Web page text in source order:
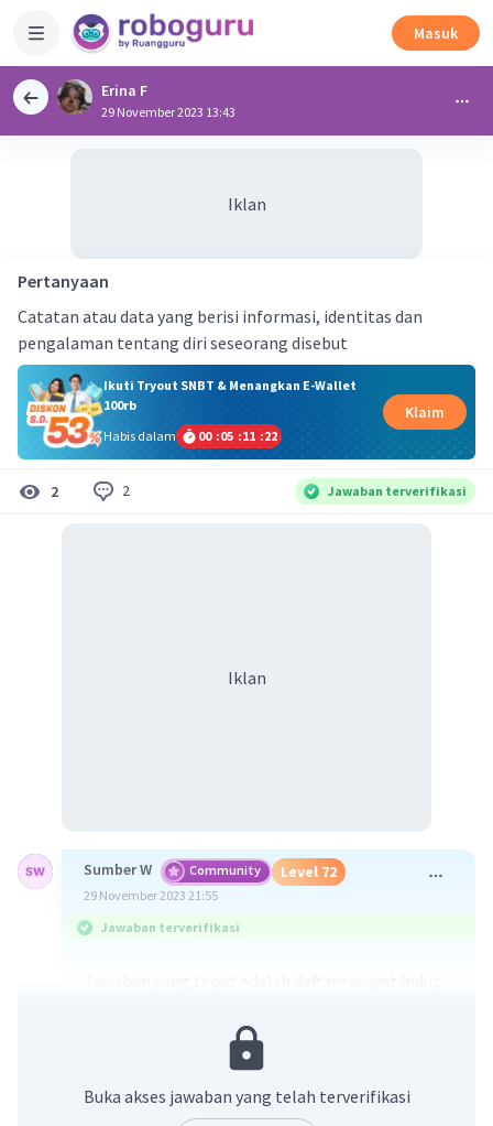
Masuk
Erina F
29 November 2023 13:43
Iklan
Pertanyaan
Catatan atau data yang berisi informasi, identitas dan
pengalaman tentang diri seseorang disebut
Ikuti Tryout SNBT & Menangkan E-Wallet
100rb
Habis dalam
00 :05 :11 :22
Klaim
2 2 Jawaban terverifikasi
Iklan
Sumber W Community Level 72
29 November 2023 21:55
Jawaban terverifikasi
Daftar riwayat hidup yang juga dikenal dengan
istilah Curriculum Vitae (CV) menyajikan
Buka akses jawaban yang telah terverifikasi